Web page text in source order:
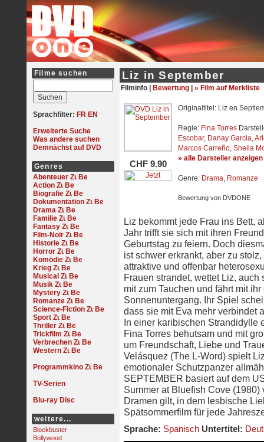
Filme suchen
Sprachfilter: FR EN
Erweiterte Suche
Was andere suchen
Demnächst auf DVD
Genres
Abenteuer
Action
Biografie
Dokumentation
Drama
Familie
Fantasy
Film-Noir
Historie
Horror
Komödie
Krieg
Musical
Musik
Mystery
Romanze
Science-Fiction
Sport
Thriller
Trickfilm
Verbrechen
Western
Programmkino
TV-Serien
Blu-ray Disc
weitere...
Blockbuster
Bollywood
Liz in September
Filminfo | Bewertung » Film auf Merkliste
CHF 9.90
Originaltitel: Liz en
Regie: Fina Torres
Escobar, Danay Garcia,
Marcos Carreño, Sheila
» alle Darsteller anzeigen
Genre: Drama, Romanze
Bewertung von DVDONE
Liz bekommt jede Frau ins Bett,
Jahr trifft sie sich mit ihren
Geburtstag zu feiern. Doch
ist schwer erkrankt, aber zu
attraktive und offenbar
Frauen strandet, wettet Liz,
mit zum Tauchen und fährt mit
Sonnenuntergang. Ihr Spiel
dass sie mit Eva mehr
In einer karibischen Strandidylle
Fina Torres behutsam und mit
um Freundschaft, Liebe und
Velásquez (The L-Word) spielt
emotionaler Schutzpanzer
SEPTEMBER basiert auf dem
Summer at Bluefish Cove
Dramen gilt, in dem lesbische
Spätsommerfilm für jede
Sprache: Spanisch Untertitel: